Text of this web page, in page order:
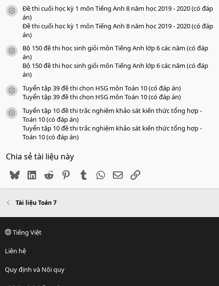
icon tài liệu
Đề thi cuối học kỳ 1 môn Tiếng Anh 8 năm học 2019 - 2020 (có đáp
án)
Đề thi cuối học kỳ 1 môn Tiếng Anh 8 năm học 2019 - 2020 (có đáp
án)
icon tài liệu
Bộ 150 đề thi học sinh giỏi môn Tiếng Anh lớp 6 các năm (có đáp
án)
Bộ 150 đề thi học sinh giỏi môn Tiếng Anh lớp 6 các năm (có đáp
án)
icon tài liệu
Tuyển tập 39 đề thi chọn HSG môn Toán 10 (có đáp án)
Tuyển tập 39 đề thi chọn HSG môn Toán 10 (có đáp án)
icon tài liệu
Tuyển tập 10 đề thi trắc nghiệm khảo sát kiến thức tổng hợp -
Toán 10 (có đáp án)
Tuyển tập 10 đề thi trắc nghiệm khảo sát kiến thức tổng hợp -
Toán 10 (có đáp án)
Chia sẻ tài liệu này
BlueskyLinkedIn
Reddit PinterestTumblr WhatsApp
EmailLink
Tài liệu Toán 7
Tiếng Việt
Liên hệ
Quy định và Nội quy